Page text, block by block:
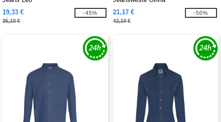
19,33 €
35,10 €
-45%
21,17 €
42,10 €
-50%